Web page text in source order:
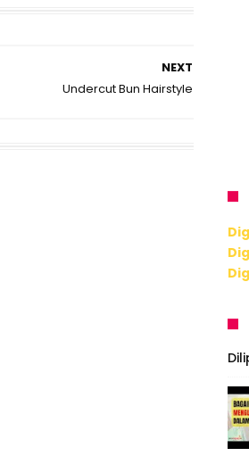
NEXT
Undercut Bun Hairstyle